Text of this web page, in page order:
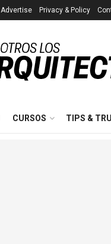
Advertise Privacy & Policy
CURSOS TIPS &